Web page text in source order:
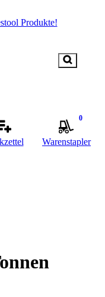
Produkte!
0
Warenstapler